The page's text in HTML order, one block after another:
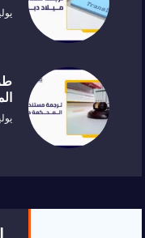
يوليو
يوليو